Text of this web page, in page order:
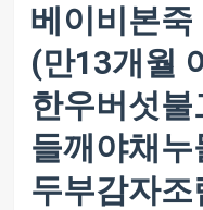
베이비본죽
(만13개월
한우버섯
들깨야채누
두부감자